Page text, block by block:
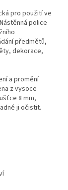
pro použití ve
police
předmětů,
dekorace,
a promění
z vysoce
8 mm,
ji očistit.